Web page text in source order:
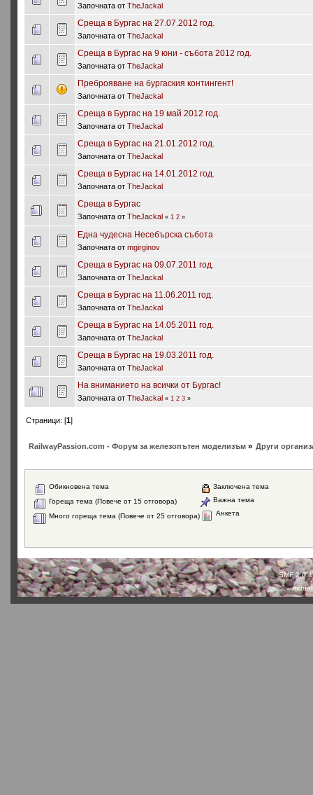
Започната от TheJackal
Среща в Бургас на 27.07.2012 год.
Започната от TheJackal
Среща в Бургас на 9 юни - събота 2012 год.
Започната от TheJackal
Преброяване на бургаския контингент!
Започната от TheJackal
Среща в Бургас на 19 май 2012 год.
Започната от TheJackal
Среща в Бургас на 21.01.2012 год.
Започната от TheJackal
Среща в Бургас на 14.01.2012 год.
Започната от TheJackal
Среща в Бургас
Започната от TheJackal « 1 2»
Една чудесна Несебърска събота
Започната от mgirginov
Среща в Бургас на 09.07.2011 год.
Започната от TheJackal
Среща в Бургас на 11.06.2011 год.
Започната от TheJackal
Среща в Бургас на 14.05.2011 год.
Започната от TheJackal
Среща в Бургас на 19.03.2011 год.
Започната от TheJackal
На вниманието на всички от Бургас!
Започната от TheJackal « 1 2 3»
Страници: [1]
RailwayPassion.com - Форум за железопътен моделизъм» Други
Обикновена тема
Гореща тема (Повече от 15 отговора)
Много гореща тема (Повече от 25 отговора)
Заключена тема
Важна тема
Анкета
SMF 2.0.4